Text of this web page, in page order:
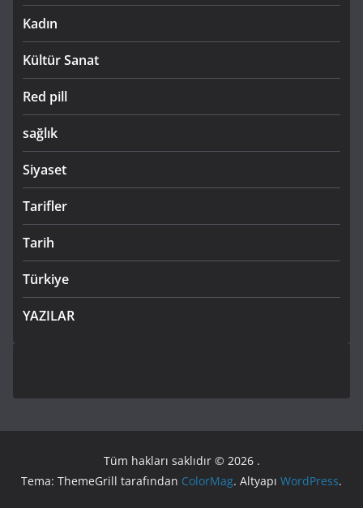
Kadın
Kültür Sanat
Red pill
sağlık
Siyaset
Tarifler
Tarih
Türkiye
YAZILAR
Tüm hakları saklıdır © 2026 .
Tema: ThemeGrill tarafından ColorMag. Altyapı WordPress.